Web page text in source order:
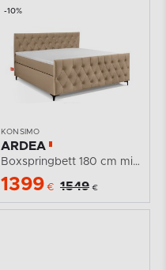
-10%
KONSIMO
ARDEA
Boxspringbett 180 cm mit Topper Velours dunkelbeige
1399 € 1549 €